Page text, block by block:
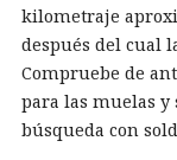
kilometraje
después del cual
Compruebe de
para las muelas y
búsqueda con